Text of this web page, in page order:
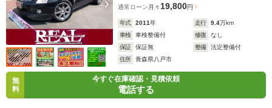
通常ローン 月々 19,800円
年式 2011年 走行 9.4万km
車検
車検整備付 修復
なし
保証
保証無 整備
法定整備付
住所
青森県八戸市
無
料
今すぐ在庫確認・見積依頼
電話する